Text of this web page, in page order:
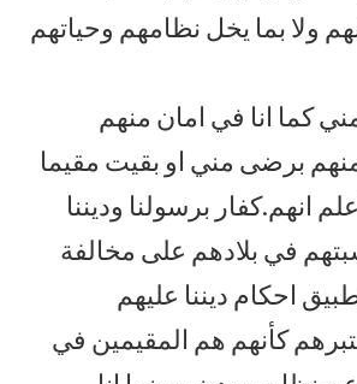
ولا بما يخل نظامهم وحياتهم
كما انا في امان منهم
برضى مني او بقيت مقيما
انهم.كفار برسولنا وديننا
في بلادهم على مخالفة
احكام ديننا عليهم
كأنهم هم المقيمين في